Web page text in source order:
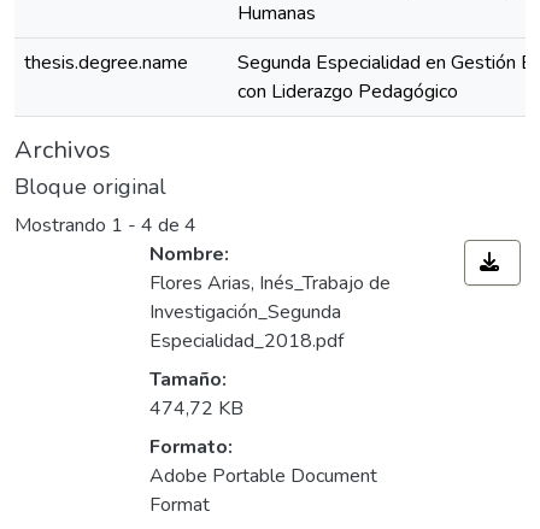
Humanas
thesis.degree.name
Segunda Especialidad en Gestión
con Liderazgo Pedagógico
Archivos
Bloque original
Mostrando 1 - 4 de 4
Nombre:
Flores Arias, Inés_Trabajo de
Investigación_Segunda
Especialidad_2018.pdf
Tamaño:
474,72 KB
Formato:
Adobe Portable Document
Format